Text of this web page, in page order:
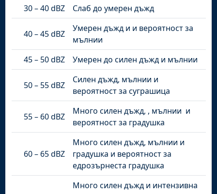
30 – 40 dBZ
Слаб до умерен дъжд
40 – 45 dBZ
Умерен дъжд и и вероятност за
мълнии
45 – 50 dBZ
Умерен до силен дъжд и мълнии
50 – 55 dBZ
Силен дъжд, мълнии и
вероятност за суграшица
55 – 60 dBZ
Много силен дъжд, , мълнии и
вероятност за градушка
60 – 65 dBZ
Много силен дъжд, мълнии и
градушка и вероятност за
едрозърнеста градушка
Много силен дъжд и интензивна